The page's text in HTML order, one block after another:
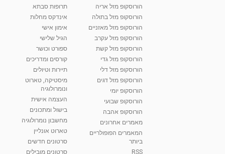
10:17
38.5k צפיות
01:37
יוסי שר - מתמחה בשיטת אלכסנדר וטאי צ'י
2,734 צפיות
01:46
רנה רז-גילו -טיפול אנרגטי ויעוץ רוחני - נומרולוגית
2,309 צפיות
05:37
סודות בתאריך הלידה, משמעות חודש הלידה -
ינואר זינה ליבשיץ נומרולוגית
הורוסקופ מזל אריה
הורוסקופ מזל בתולה
הורוסקופ מזל מאזניים
הורוסקופ מזל עקרב
הורוסקופ מזל קשת
הורוסקופ מזל גדי
הורוסקופ מזל דלי
הורוסקופ מזל דגים
הורוסקופ יומי
הורוסקופ שבועי
הורוסקופ אהבה
מאמרים אחרונים
המאמרים הפופולריים
ביותר
RSS
תרופות סבתא
אינדקס מחלות
אימון אישי
הגיל שלישי
ספורט וכושר
קורסים ומדריכים
תיירות וטיולים
מיסטיקה, טארוט
ונומרולוגיה
העצמה אישית
בישול ומתכונים
מחשבון נומרולוגיה
טארוט אונליין
סרטונים חדשים
סרטונים מובילים